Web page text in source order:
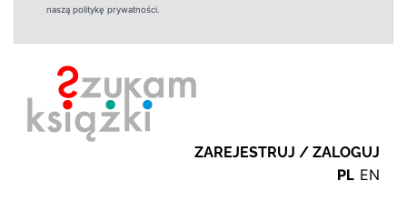
naszą politykę prywatności.
ZAREJESTRUJ / ZALOGUJ
PL EN